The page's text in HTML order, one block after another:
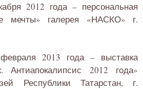
2012 года – персональная
мечты» галерея «НАСКО» г.
2013 года – выставка
Антиапокалипсис 2012 года»
Республики Татарстан, г.